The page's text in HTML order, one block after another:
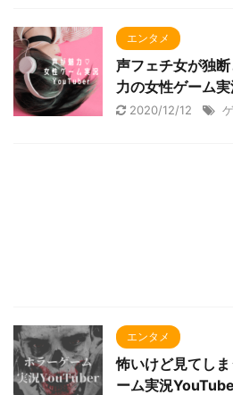
エンタメ
声フェチ女が独
力の女性ゲーム
2020/12/12
エンタメ
怖いけど見てし
ーム実況